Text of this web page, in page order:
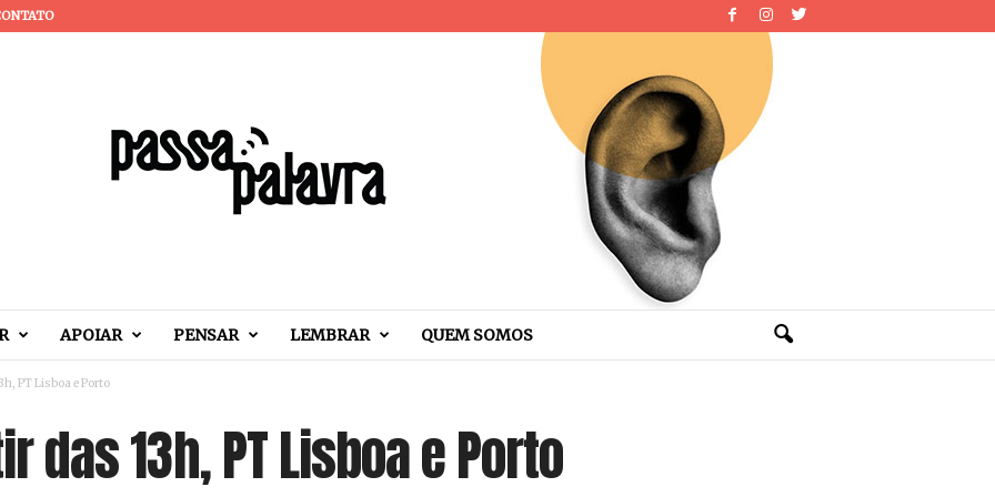
APOIAR PENSAR LEMBRAR QUEM SOMOS
PT Lisboa e Porto
das 13h, PT Lisboa e Porto